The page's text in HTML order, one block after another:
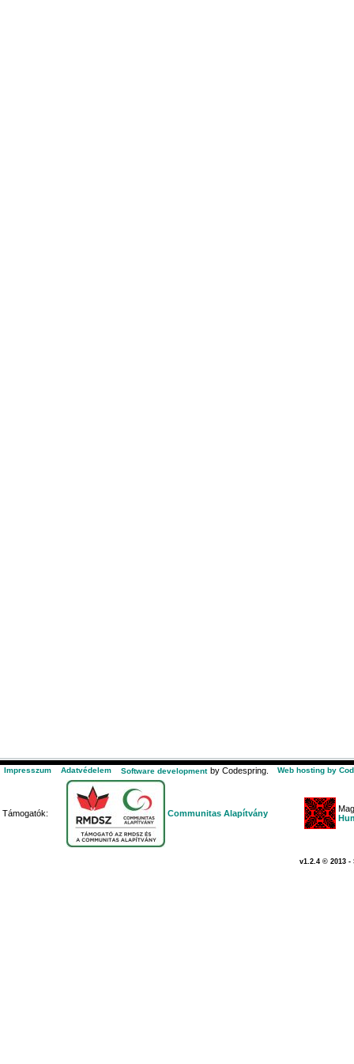
Impresszum Adatvédelem Software development by Codespring. Web hosting by
Támogatók: Communitas Alapítvány
v1.2.4 © 2013